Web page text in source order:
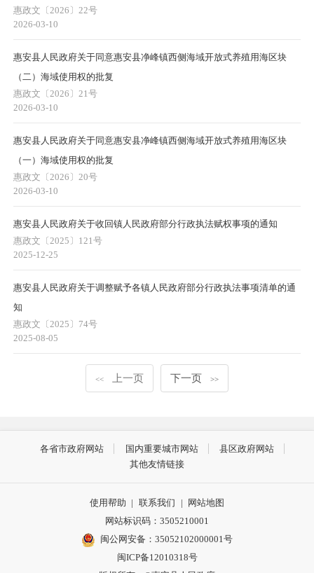
惠政文〔2026〕22号
2026-03-10
惠安县人民政府关于同意惠安县净峰镇西侧海域开放式养殖用海区块
（二）海域使用权的批复
惠政文〔2026〕21号
2026-03-10
惠安县人民政府关于同意惠安县净峰镇西侧海域开放式养殖用海区块
（一）海域使用权的批复
惠政文〔2026〕20号
2026-03-10
惠安县人民政府关于收回镇人民政府部分行政执法赋权事项的通知
惠政文〔2025〕121号
2025-12-25
惠安县人民政府关于调整赋予各镇人民政府部分行政执法事项清单的通
知
惠政文〔2025〕74号
2025-08-05
<< 上一页 下一页 >>
各省市政府网站 国内重要城市网站
县区政府网站
其他友情链接
使用帮助 | 联系我们 |
网站地图
网站标识码：3505210001
闽公网安备：35052102000001号
闽ICP备12010318号